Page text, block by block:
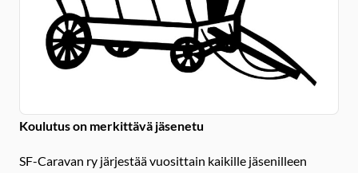
Koulutus on merkittävä jäsenetu
SF-Caravan ry järjestää vuosittain kaikille jäsenilleen